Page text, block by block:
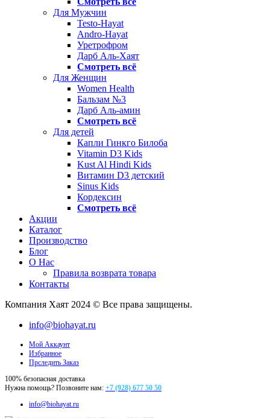
Для Мужчин
Testo-Hayat
Andro-Hayat
Уретрофром
Дарб Аль-Хаят
Смотреть всё
Для Женщин
Women Health
Бальзам №3
Дарб Аль-амин
Смотреть всё
Для детей
Капли Гинкго Билоба
Vitamin D3 Kids
Kust Al Hindi Kids
Витамин D3 детский
Sinus Kids
Кордексин
Смотреть всё
Акции
Каталог
Производство
Блог
О Нас
Правила возврата товара
Контакты
Компания Хаят 2024 © Все права защищены.
info@biohayat.ru
Мой Аккаунт
Избранное
Прследить Заказ
100% безопасная доставка
Нужна помощь? Позвоните нам: +7 (928) 677 50 50
info@biohayat.ru